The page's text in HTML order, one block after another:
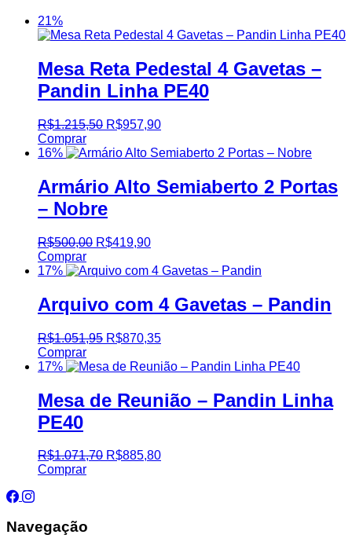
21%
Mesa Reta Pedestal 4 Gavetas –
Pandin Linha PE40
R$1.215,50 R$957,90
Comprar
16%
Armário Alto Semiaberto 2 Portas
– Nobre
R$500,00 R$419,90
Comprar
17%
Arquivo com 4 Gavetas – Pandin
R$1.051,95 R$870,35
Comprar
17%
Mesa de Reunião – Pandin Linha
PE40
R$1.071,70 R$885,80
Comprar
Navegação